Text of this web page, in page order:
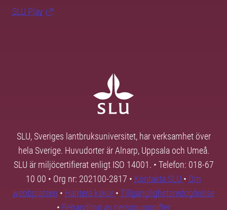
SLU Play
SLU, Sveriges lantbruksuniversitet, har verksamhet över
hela Sverige. Huvudorter är Alnarp, Uppsala och Umeå.
SLU är miljöcertifierat enligt ISO 14001. • Telefon: 018-67
10 00 • Org nr: 202100-2817 • Kontakta SLU • Om
webbplatsen • Hantera kakor • Tillgänglighetsredogörelse
• Behandling av personuppgifter